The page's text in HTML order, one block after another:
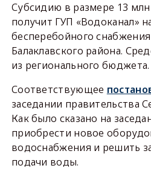
Субсидию в размере 13
получит ГУП «Водоканал»
бесперебойного
Балаклавского района.
из регионального бюджета.
Соответствующее
заседании правительства
Как было сказано на
приобрести новое
водоснабжения и решить
подачи воды.